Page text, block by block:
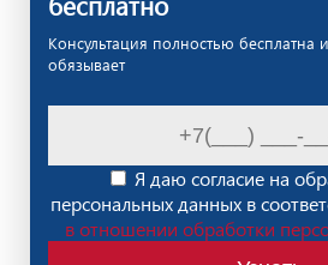
Консультация полностью бесплатна
обязывает
Я даю согласие на
персональных данных в
в отношении обработки